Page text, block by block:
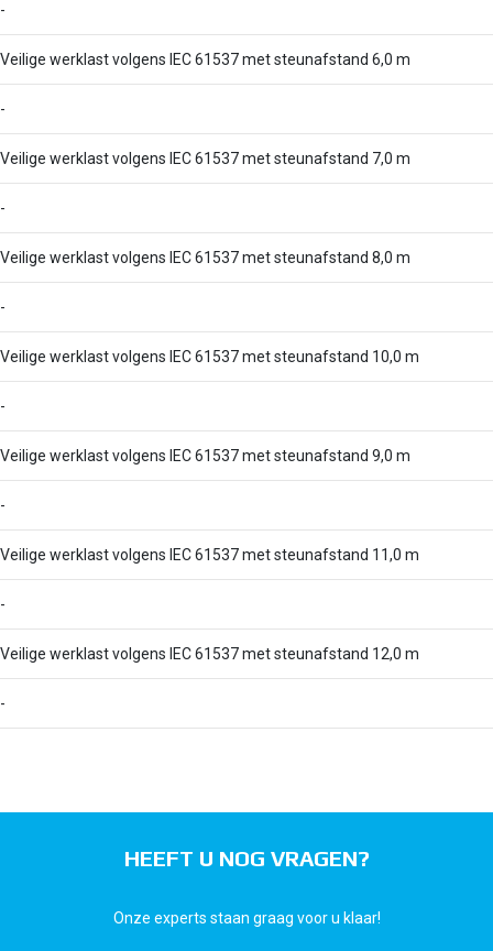
-
Veilige werklast volgens IEC 61537 met steunafstand 6,0 m
-
Veilige werklast volgens IEC 61537 met steunafstand 7,0 m
-
Veilige werklast volgens IEC 61537 met steunafstand 8,0 m
-
Veilige werklast volgens IEC 61537 met steunafstand 10,0 m
-
Veilige werklast volgens IEC 61537 met steunafstand 9,0 m
-
Veilige werklast volgens IEC 61537 met steunafstand 11,0 m
-
Veilige werklast volgens IEC 61537 met steunafstand 12,0 m
-
HEEFT U NOG VRAGEN?
Onze experts staan graag voor u klaar!